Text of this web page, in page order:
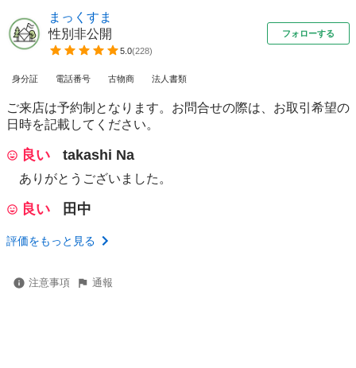
まっくすま
性別非公開
5.0(228)
フォローする
身分証 電話番号 古物商 法人書類
ご来店は予約制となります。お問合せの際は、お取引希望の
日時を記載してください。
良い takashi Na
ありがとうございました。
良い 田中
評価をもっと見る
注意事項 通報